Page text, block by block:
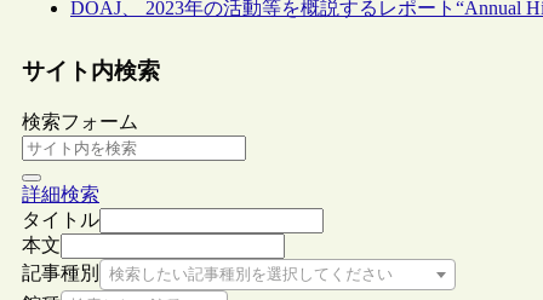
DOAJ、 2023年の活動等を概説するレポート“Annual
サイト内検索
検索フォーム
詳細検索
タイトル
本文
記事種別
検索したい記事種別を選択してください